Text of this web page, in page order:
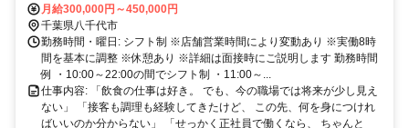
月給300,000円～450,000円
千葉県八千代市
勤務時間・曜日: シフト制 ※店舗営業時間により変動あり ※実働8時
間を基本に調整 ※休憩あり ※詳細は面接時にご説明します 勤務時間
例 ・10:00～22:00の間でシフト制 ・11:00～...
仕事内容: 「飲食の仕事は好き。 でも、今の職場では将来が少し見え
ない」 「接客も調理も経験してきたけど、 この先、何を身につけれ
ばいいのか分からない」 「せっかく正社員で働くなら、 ちゃんと